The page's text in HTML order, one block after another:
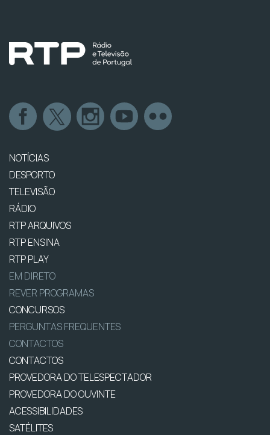
NOTÍCIAS
DESPORTO
TELEVISÃO
RÁDIO
RTP ARQUIVOS
RTP ENSINA
RTP PLAY
EM DIRETO
REVER PROGRAMAS
CONCURSOS
PERGUNTAS FREQUENTES
CONTACTOS
CONTACTOS
PROVEDORA DO TELESPECTADOR
PROVEDORA DO OUVINTE
ACESSIBILIDADES
SATÉLITES